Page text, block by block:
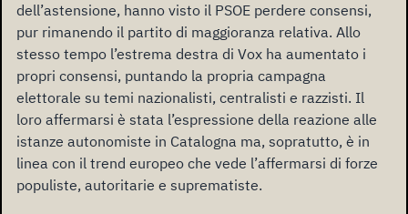
dell’astensione, hanno visto il PSOE perdere consensi,
pur rimanendo il partito di maggioranza relativa. Allo
stesso tempo l’estrema destra di Vox ha aumentato i
propri consensi, puntando la propria campagna
elettorale su temi nazionalisti, centralisti e razzisti. Il
loro affermarsi è stata l’espressione della reazione alle
istanze autonomiste in Catalogna ma, sopratutto, è in
linea con il trend europeo che vede l’affermarsi di forze
populiste, autoritarie e suprematiste.